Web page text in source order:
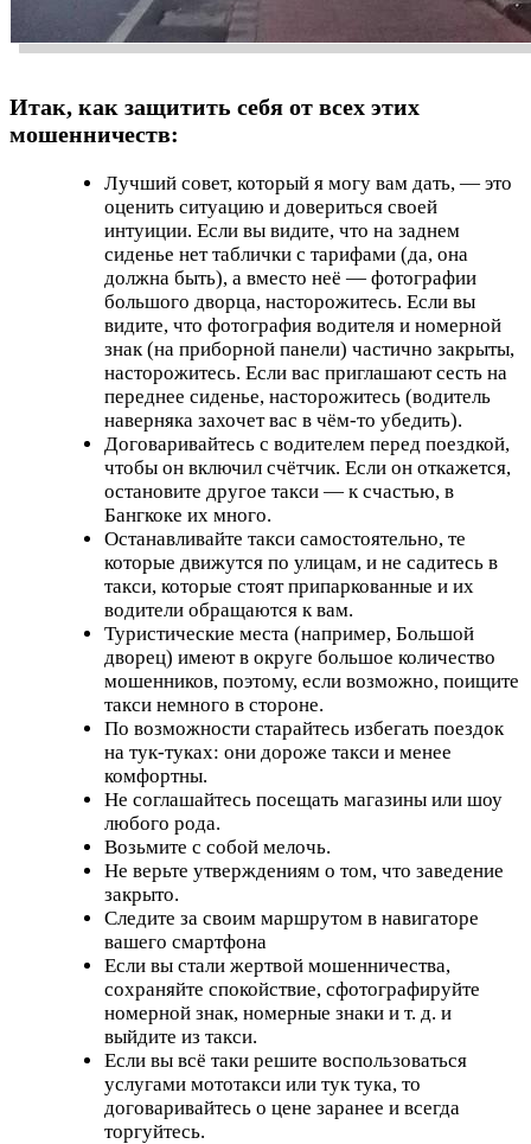
Итак, как защитить себя от всех этих
мошенничеств:
Лучший совет, который я могу вам дать, — это
оценить ситуацию и довериться своей
интуиции. Если вы видите, что на заднем
сиденье нет таблички с тарифами (да, она
должна быть), а вместо неё — фотографии
большого дворца, насторожитесь. Если вы
видите, что фотография водителя и номерной
знак (на приборной панели) частично закрыты,
насторожитесь. Если вас приглашают сесть на
переднее сиденье, насторожитесь (водитель
наверняка захочет вас в чём-то убедить).
Договаривайтесь с водителем перед поездкой,
чтобы он включил счётчик. Если он откажется,
остановите другое такси — к счастью, в
Бангкоке их много.
Останавливайте такси самостоятельно, те
которые движутся по улицам, и не садитесь в
такси, которые стоят припаркованные и их
водители обращаются к вам.
Туристические места (например, Большой
дворец) имеют в округе большое количество
мошенников, поэтому, если возможно, поищите
такси немного в стороне.
По возможности старайтесь избегать поездок
на тук-туках: они дороже такси и менее
комфортны.
Не соглашайтесь посещать магазины или шоу
любого рода.
Возьмите с собой мелочь.
Не верьте утверждениям о том, что заведение
закрыто.
Следите за своим маршрутом в навигаторе
вашего смартфона
Если вы стали жертвой мошенничества,
сохраняйте спокойствие, сфотографируйте
номерной знак, номерные знаки и т. д. и
выйдите из такси.
Если вы всё таки решите воспользоваться
услугами мототакси или тук тука, то
договаривайтесь о цене заранее и всегда
торгуйтесь.